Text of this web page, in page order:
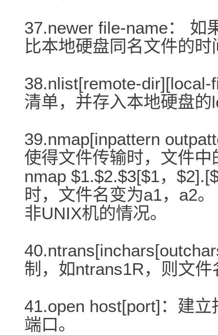
37.newer file-name： 如
比本地硬盘同名文件的
38.nlist[remote-
清单，并存入本地硬盘的
39.nmap[inpattern
使得文件传输时，文件
nmap $1.$2.$3[$1，
时，文件名变为a1，a2
非UNIX机的情况。
制，如ntrans1R，则文
41.open host[port]：建
端口。